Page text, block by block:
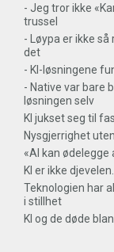
- Jeg tror ikke
trussel
- Løypa er ikke
det
- KI-løsningene
- Native var bare
løsningen selv
KI jukset seg til
Nysgjerrighet
«AI kan
KI er ikke
Teknologien har
i stillhet
KI og de døde